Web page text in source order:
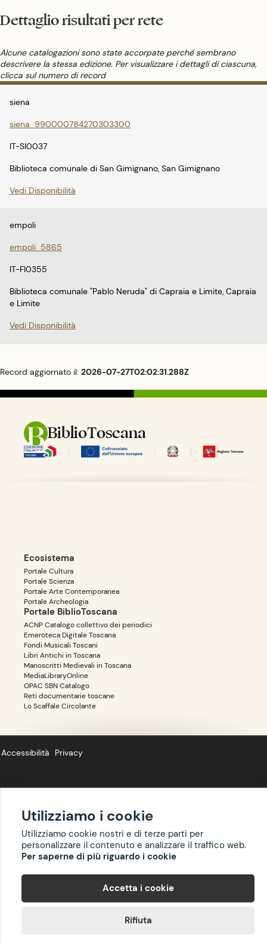
Dettaglio risultati per rete
Alcune catalogazioni sono state accorpate perché sembrano
descrivere la stessa edizione. Per visualizzare i dettagli di ciascuna,
clicca sul numero di record
siena
siena_990000784270303300
IT-SI0037
Biblioteca comunale di San Gimignano, San Gimignano
Vedi Disponibilità
empoli
empoli_5865
IT-FI0355
Biblioteca comunale "Pablo Neruda" di Capraia e Limite, Capraia
e Limite
Vedi Disponibilità
Record aggiornato il: 2026-07-27T02:02:31.288Z
BiblioToscana
Ecosistema
Portale Cultura
Portale Scienza
Portale Arte Contemporanea
Portale Archeologia
Portale BiblioToscana
ACNP Catalogo collettivo dei periodici
Emeroteca Digitale Toscana
Fondi Musicali Toscani
Libri Antichi in Toscana
Manoscritti Medievali in Toscana
MediaLibraryOnline
OPAC SBN Catalogo
Reti documentarie toscane
Lo Scaffale Circolante
Accessibilità Privacy
Copyright ©BIBLIOTOSCANA: tutti i diritti riservati quanto ai dati delle
cc-by-sa.
Utilizziamo i cookie
Utilizziamo cookie nostri e di terze parti per
personalizzare il contenuto e analizzare il traffico web.
Per saperne di più riguardo i cookie
Accetta i cookie
Rifiuta